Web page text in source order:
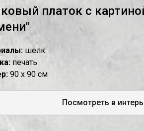
платок с
шелк
печать
90 х 90 см
Посмотреть в